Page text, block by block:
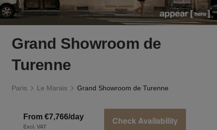
Grand Showroom de
Turenne
Paris Le Marais Grand Showroom de Turenne
From €7,766/day
Excl. VAT
Check Availability